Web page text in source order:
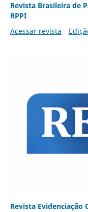
Revista Brasileira de
RPPI
Acessar revista
Revista Evidenciação